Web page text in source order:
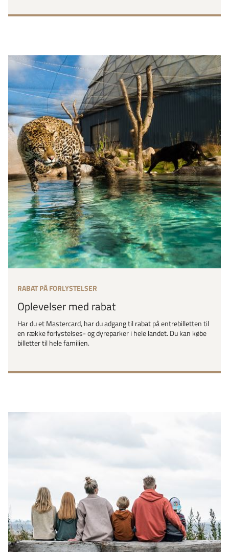
RABAT PÅ FORLYSTELSER
Oplevelser med rabat
Har du et Mastercard, har du adgang til rabat på entrebilletten til
en række forlystelses- og dyreparker i hele landet. Du kan købe
billetter til hele familien.